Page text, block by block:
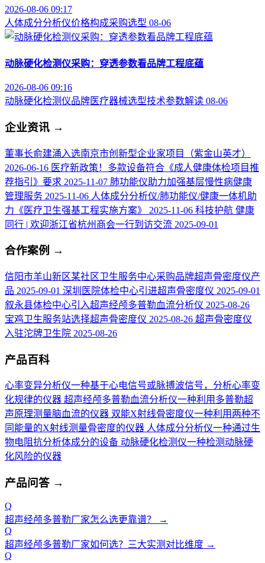
2026-08-06 09:17
人体成分分析仪价格构成采购选型 08-06
动脉硬化检测仪采购：穿透参数看品牌工程底蕴
2026-08-06 09:16
动脉硬化检测仪品牌医疗器械选型技术参数解读 08-06
企业资讯 →
董事长俞建涌入选南京市创新型企业家项目（紫金山英才）
2026-06-16 医疗新政策！多款设备符合《成人健康体检项目推
荐指引》要求 2025-11-07 肺功能仪助力加强基层慢性病健康
管理服务 2025-11-06 人体成分分析仪/肺功能仪/健康一体机助
力《医疗卫生强基工程实施方案》
2025-11-06 科技护航 健康
同行 | 欢迎浙江省杭州商会一行到访交流 2025-09-01
合作案例 →
信阳市羊山新区某社区卫生服务中心采购品牌超声骨密度仪产
品 2025-09-01 深圳医院体检中心引进超声骨密度仪 2025-09-01
叙永县体检中心引入超声经颅多普勒血流分析仪 2025-08-26
宝鸡卫生服务站选择超声骨密度仪 2025-08-26 超声骨密度仪
入驻沱牌卫生院 2025-08-26
产品百科
心率变异分析仪一种基于心电信号或脉搏波信号，分析心率变
化规律的仪器 超声经颅多普勒血流分析仪一种利用多普勒超
声原理测量脑血流的仪器 双能X射线骨密度仪一种利用两种不
同能量的X射线测量骨密度的仪器 人体成分分析仪一种通过生
物电阻抗分析体成分的设备 动脉硬化检测仪一种检测动脉硬
化风险的仪器
产品问答 →
Q
超声经颅多普勒厂家怎么选更靠谱？
→
Q
超声经颅多普勒厂家如何选？三大实测对比维度 →
Q